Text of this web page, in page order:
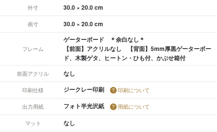
外寸 30.0 × 20.0 cm
画寸 30.0 × 20.0 cm
フレーム
ゲーターボード ＊余白なし＊
【前面】アクリルなし 【背面】5mm厚黒ゲーターボー
ド、木製ゲタ、ヒートン・ひも付、かぶせ箱付
前面アクリル なし
印刷仕様 ジークレー印刷 印刷について
出力用紙 フォト半光沢紙 用紙について
マット なし